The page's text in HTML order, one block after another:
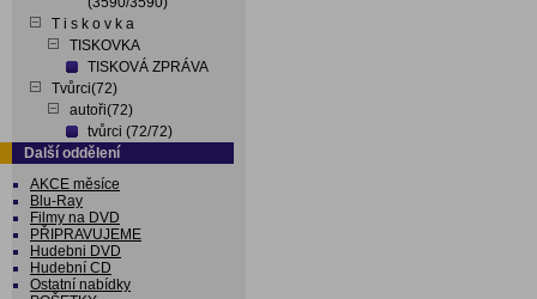
T i s k o v k a
TISKOVKA
TISKOVÁ ZPRÁVA
Tvůrci(72)
autoři(72)
tvůrci (72/72)
Další oddělení
AKCE měsíce
Blu-Ray
Filmy na DVD
PŘIPRAVUJEME
Hudebni DVD
Hudební CD
Ostatní nabídky